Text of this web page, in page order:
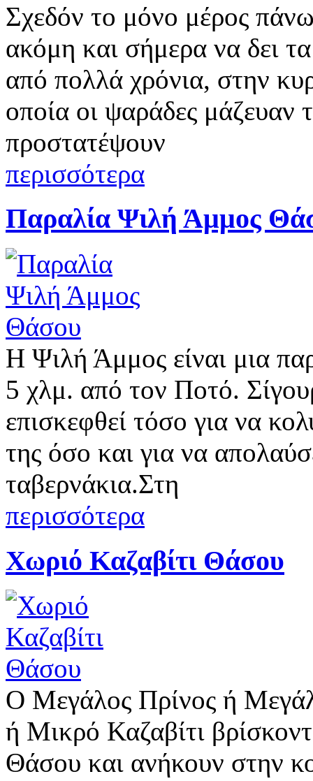
Σχεδόν το μόνο μέρος
ακόμη και σήμερα να δει
από πολλά χρόνια, στην
οποία οι ψαράδες μάζευαν
προστατέψουν
περισσότερα
Παραλία Ψιλή Άμμος
Η Ψιλή Άμμος είναι μια
5 χλμ. από τον Ποτό.
επισκεφθεί τόσο για να
της όσο και για να
ταβερνάκια.Στη
περισσότερα
Χωριό Καζαβίτι Θάσου
Ο Μεγάλος Πρίνος ή
ή Μικρό Καζαβίτι
Θάσου και ανήκουν στην